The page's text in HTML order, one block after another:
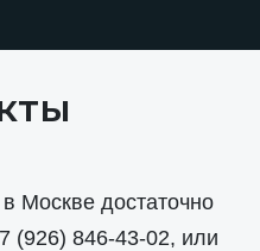
Москве достаточно
(926) 846-43-02, или